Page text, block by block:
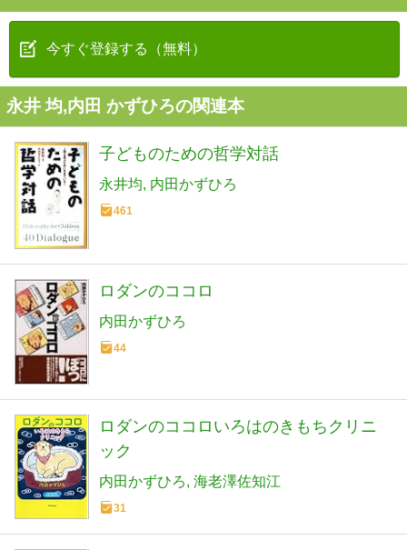
今すぐ登録する（無料）
永井 均,内田 かずひろの関連本
子どものための哲学対話
永井均 内田かずひろ
461
ロダンのココロ
内田かずひろ
44
ロダンのココロいろはのきもちクリニ
ック
内田かずひろ 海老澤佐知江
31